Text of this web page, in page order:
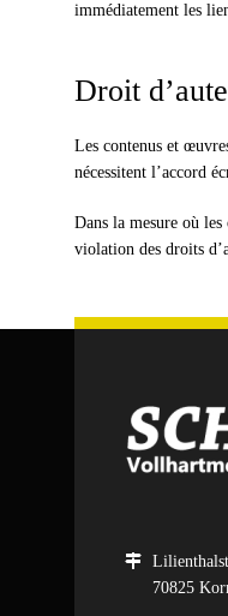
immédiatement les
Droit
Les contenus et
nécessitent l’accord
Dans la mesure où
violation des droits
70825